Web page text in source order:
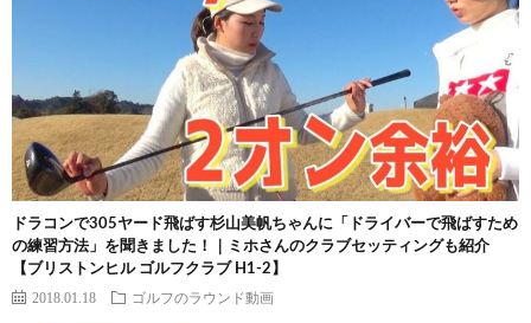
ドラコンで305ヤード飛ばす杉山美帆ちゃんに「ドライバーで飛ばすため
の練習方法」を聞きました！｜ミホさんのクラブセッティングも紹介
【ブリストンヒル ゴルフクラブ H1-2】
2018.01.18 ゴルフのラウンド動画